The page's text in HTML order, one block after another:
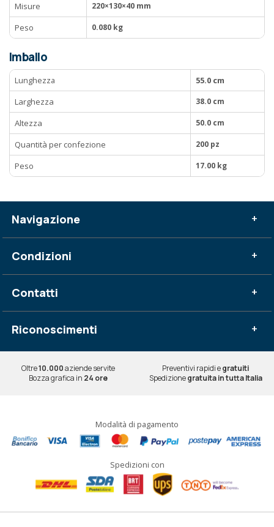
Misure
220×130×40 mm
Peso 0.080 kg
Imballo
Lunghezza
55.0 cm
Larghezza
38.0 cm
Altezza 50.0 cm
Quantità per confezione 200 pz
Peso 17.00 kg
Navigazione +
Condizioni +
Contatti +
Riconoscimenti +
Oltre10.000aziende servite Preventivi rapidi egratuiti
Bozza grafica in 24 ore Spedizionegratuita in tutta Italia
Modalità di pagamento
Spedizioni con